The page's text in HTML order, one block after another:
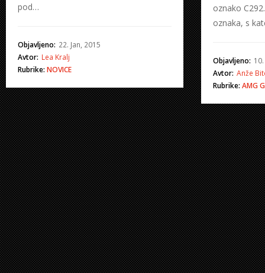
pod…
Objavljeno: 22. Jan, 2015
Avtor: Lea Kralj
Rubrike: NOVICE
oznako
oznaka, s
Objavljeno:
Avtor: Anže
Rubrike: AMG